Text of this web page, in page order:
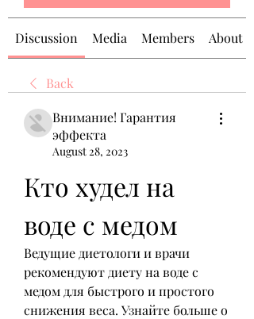
Discussion Media Members About
Back
Внимание! Гарантия
эффекта
August 28, 2023
Кто худел на
воде с медом
Ведущие диетологи и врачи
рекомендуют диету на воде с
медом для быстрого и простого
снижения веса. Узнайте больше о